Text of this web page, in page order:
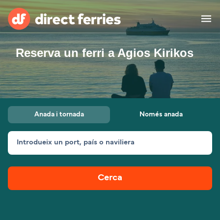
Països
Bitllets de Ferry
Ferris
Reserva un ferri a Agios Kirikos
Anada i tornada Només anada
Introdueix un port, país o naviliera
Cerca